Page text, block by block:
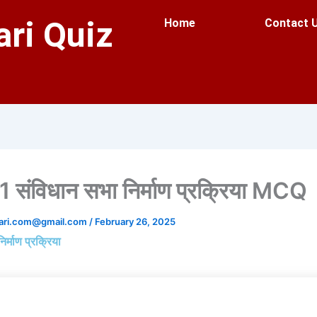
Quiz Home Contact
सभा निर्माण प्रक्रिया MCQ
/ February 26, 2025
प्रक्रिया